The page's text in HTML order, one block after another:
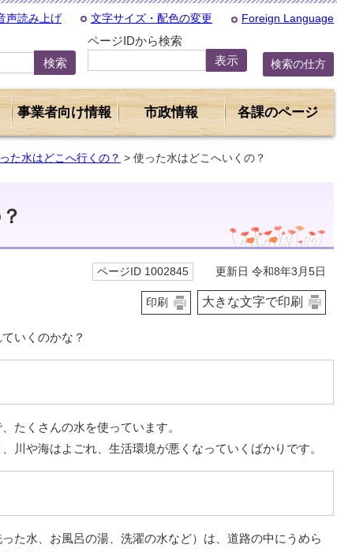
声読み上げ 文字サイズ・配色の変更 Foreign Language
ページIDから検索
検索の仕方
事業者向け情報 市政情報 各課のページ
た水はどこへ行くの？ > 使った水はどこへいくの？
ページID 1002845 更新日 令和8年3月5日
印刷 大きな文字で印刷
いくのかな？
たくさんの水を使っています。
川や海はよごれ、生活環境が悪くなっていくばかりです。
た水、お風呂の湯、洗濯の水など）は、道路の中にうめら